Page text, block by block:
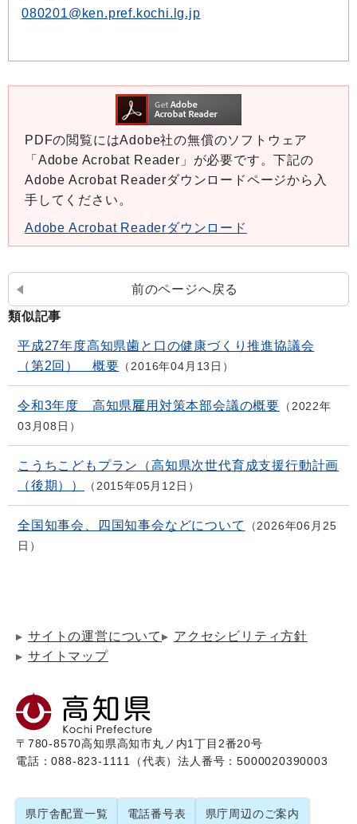
080201@ken.pref.kochi.lg.jp
PDFの閲覧にはAdobe社の無償のソフトウェア
「Adobe Acrobat Reader」が必要です。下記の
Adobe Acrobat Readerダウンロードページから入
手してください。
Adobe Acrobat Readerダウンロード
前のページへ戻る
類似記事
平成27年度高知県歯と口の健康づくり推進協議会
（第2回） 概要
2016年04月13日
令和3年度 高知県雇用対策本部会議の概要
2022年
03月08日
こうちこどもプラン（高知県次世代育成支援行動計画
（後期））
2015年05月12日
全国知事会、四国知事会などについて
2026年06月25
日
サイトの運営について
アクセシビリティ方針
サイトマップ
〒780-8570高知県高知市丸ノ内1丁目2番20号
電話：088-823-1111（代表）法人番号：5000020390003
県庁舎配置一覧 電話番号表 県庁周辺のご案内